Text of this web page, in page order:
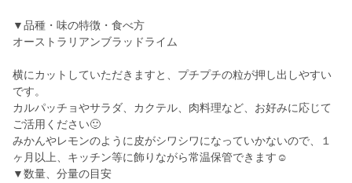
▼品種・味の特徴・食べ方
オーストラリアンブラッドライム
横にカットしていただきますと、プチプチの粒が押し出しやすい
です。
カルパッチョやサラダ、カクテル、肉料理など、お好みに応じて
ご活用ください🙂
みかんやレモンのように皮がシワシワになっていかないので、１
ヶ月以上、キッチン等に飾りながら常温保管できます☺️
▼数量、分量の目安